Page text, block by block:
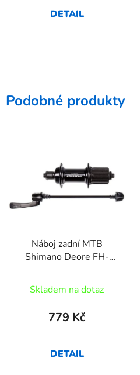
DETAIL
Podobné produkty
Náboj zadní MTB
Shimano Deore FH-
Skladem na dotaz
779 Kč
DETAIL